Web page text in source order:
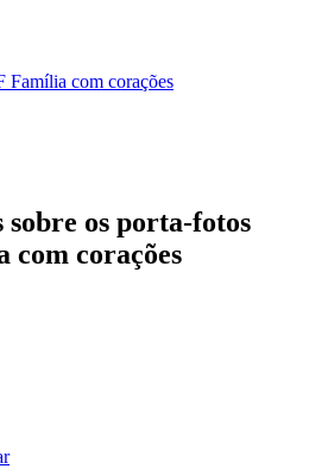
Família com corações
os porta-fotos
com corações